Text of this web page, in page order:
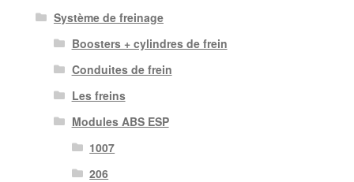
Système de freinage
Boosters + cylindres de frein
Conduites de frein
Les freins
Modules ABS ESP
1007
206